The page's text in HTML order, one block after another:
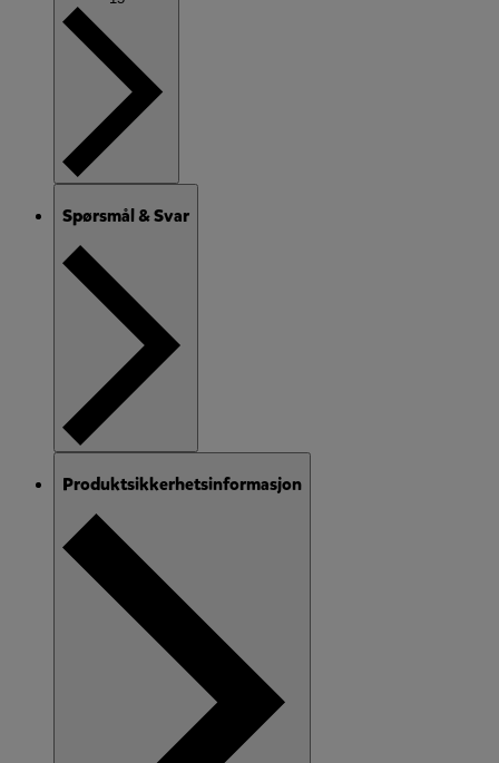
Spørsmål & Svar
Produktsikkerhetsinformasjon